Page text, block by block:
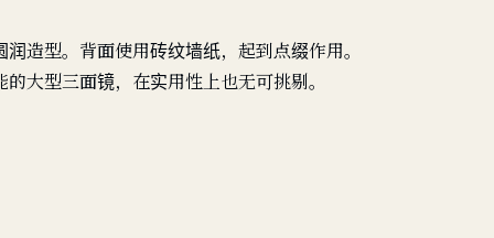
造型。背面使用砖纹墙纸，起到点缀作用。
大型三面镜，在实用性上也无可挑剔。